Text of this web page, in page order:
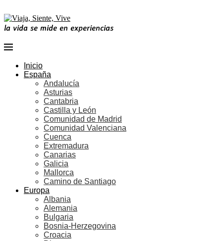
la vida se mide en experiencias
Inicio
España
Andalucía
Asturias
Cantabria
Castilla y León
Comunidad de Madrid
Comunidad Valenciana
Cuenca
Extremadura
Canarias
Galicia
Mallorca
Camino de Santiago
Europa
Albania
Alemania
Bulgaria
Bosnia-Herzegovina
Croacia